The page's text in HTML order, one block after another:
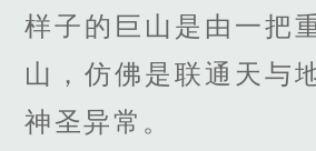
样子的巨山是由一把
山，仿佛是联通天与
神圣异常。